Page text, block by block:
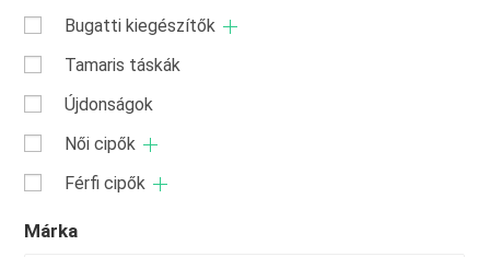
Bugatti kiegészítők
Tamaris táskák
Újdonságok
Női cipők
Férfi cipők
Márka